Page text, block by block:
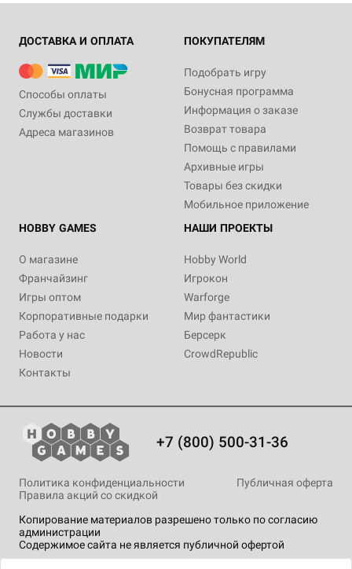
ДОСТАВКА И ОПЛАТА
Способы оплаты
Службы доставки
Адреса магазинов
ПОКУПАТЕЛЯМ
Подобрать игру
Бонусная программа
Информация о заказе
Возврат товара
Помощь с правилами
Архивные игры
Товары без скидки
Мобильное приложение
HOBBY GAMES
О магазине
Франчайзинг
Игры оптом
Корпоративные подарки
Работа у нас
Новости
Контакты
НАШИ ПРОЕКТЫ
Hobby World
Игрокон
Warforge
Мир фантастики
Берсерк
CrowdRepublic
+7 (800) 500-31-36
Копирование материалов разрешено только по согласию
администрации
Содержимое сайта не является публичной офертой
Политика конфиденциальности
Публичная оферта
Правила акций со скидкой